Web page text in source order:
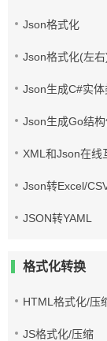
Json格式化
Json格式化(左右
Json生成C#实体
Json生成Go结
XML和Json在线
Json转Excel/
JSON转YAML
格式化转换
HTML格式化/压
JS格式化/压缩